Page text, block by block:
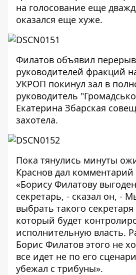
на голосование еще
оказался еще хуже.
Филатов объявил
руководителей фракций
УКРОП покинул зал в
руководитель
Екатерина Збарская
захотела.
Пока тянулись минуты
Краснов дал
«Борису Филатову
секретарь, - сказал он, -
выбрать такого секретаря
который будет
исполнительную власть.
Борис Филатов этого не
все идет не по его
убежал с трибуны».